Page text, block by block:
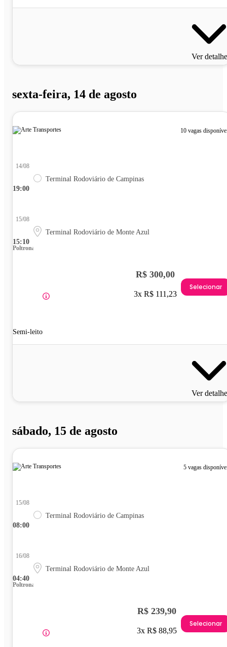
Ver
sexta-feira, 14 de agosto
10 vagas
19:00
14/08
Terminal Rodoviário de Campinas
15:10
15/08
Terminal Rodoviário de Monte Azul
Poltrona
Semi-leito
R$ 300,00
3x R$ 111,23
Selecionar
Ver
sábado, 15 de agosto
5 vagas
08:00
15/08
Terminal Rodoviário de Campinas
04:40
16/08
Terminal Rodoviário de Monte Azul
Poltrona
R$ 239,90
3x R$ 88,95
Selecionar